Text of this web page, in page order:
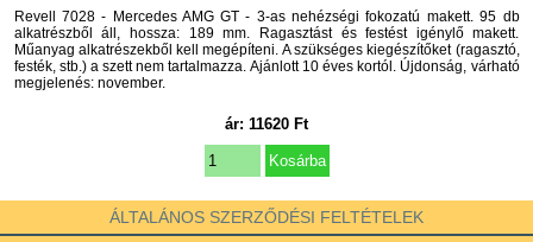
Revell 7028 - Mercedes AMG GT - 3-as nehézségi fokozatú makett. 95 db
alkatrészből áll, hossza: 189 mm. Ragasztást és festést igénylő makett.
Műanyag alkatrészekből kell megépíteni. A szükséges kiegészítőket (ragasztó,
festék, stb.) a szett nem tartalmazza. Ajánlott 10 éves kortól. Újdonság, várható
megjelenés: november.
ár: 11620 Ft
ÁLTALÁNOS SZERZŐDÉSI FELTÉTELEK